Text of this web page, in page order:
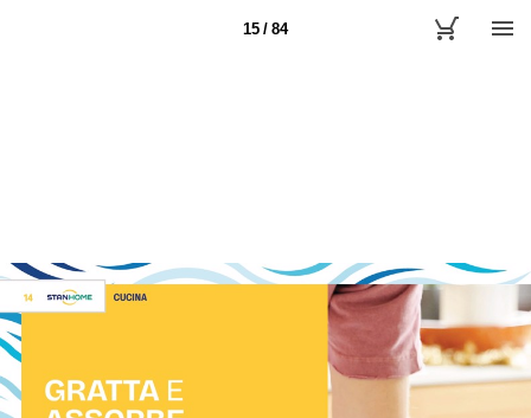
15 / 84